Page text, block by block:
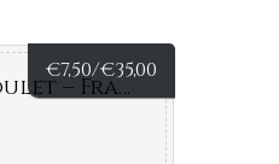
€7,50/€35,00
Viognier – Paul Jaboulet – Frankrijk